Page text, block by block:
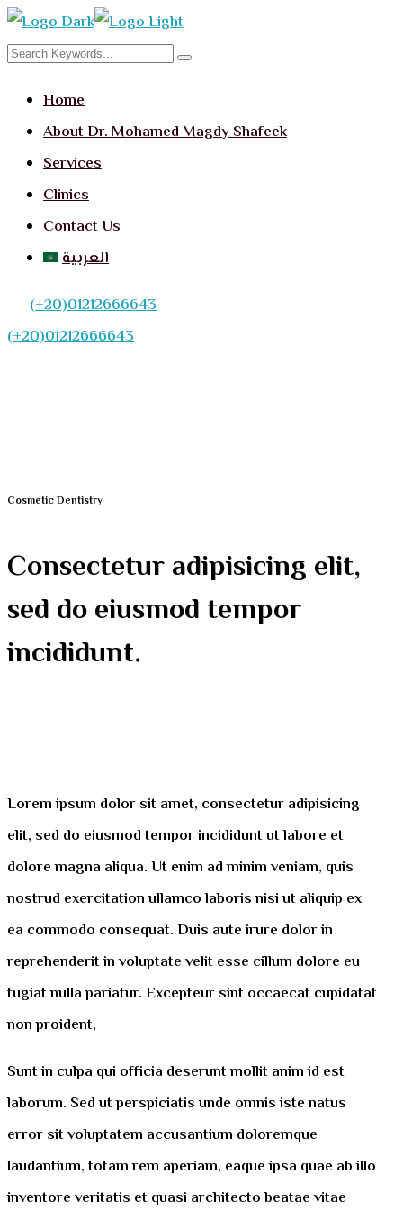
Home
About Dr. Mohamed Magdy Shafeek
Services
Clinics
Contact Us
العربية
(+20)01212666643
(+20)01212666643
Cosmetic Dentistry
Consectetur adipisicing elit,
sed do eiusmod tempor
incididunt.
Lorem ipsum dolor sit amet, consectetur adipisicing
elit, sed do eiusmod tempor incididunt ut labore et
dolore magna aliqua. Ut enim ad minim veniam, quis
nostrud exercitation ullamco laboris nisi ut aliquip ex
ea commodo consequat. Duis aute irure dolor in
reprehenderit in voluptate velit esse cillum dolore eu
fugiat nulla pariatur. Excepteur sint occaecat cupidatat
non proident,
Sunt in culpa qui officia deserunt mollit anim id est
laborum. Sed ut perspiciatis unde omnis iste natus
error sit voluptatem accusantium doloremque
laudantium, totam rem aperiam, eaque ipsa quae ab illo
inventore veritatis et quasi architecto beatae vitae